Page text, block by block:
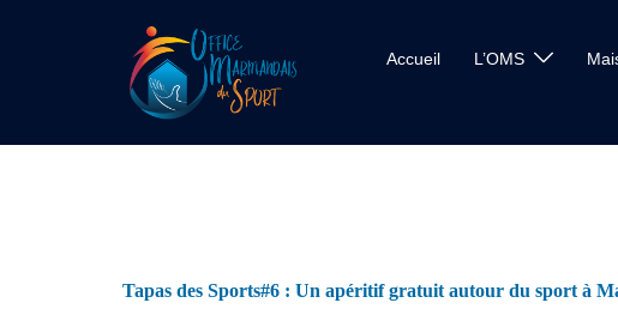
Accueil L’OMS
Tapas des Sports#6 : Un apéritif gratuit autour du sport à